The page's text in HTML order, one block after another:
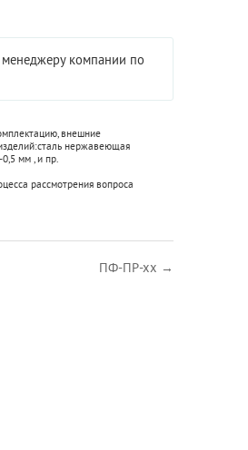
компании по
внешние
сталь нержавеющая
0,5 мм , и пр.
рассмотрения вопроса
ПФ-ПР-хх →